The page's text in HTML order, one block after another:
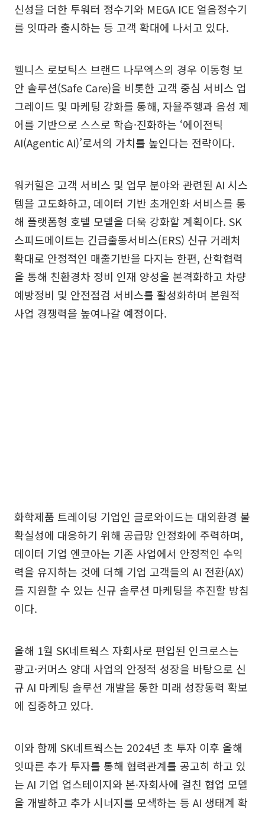
신성을 더한 투워터 정수기와 MEGA ICE 얼음정수기
를 잇따라 출시하는 등 고객 확대에 나서고 있다.
웰니스 로보틱스 브랜드 나무엑스의 경우 이동형 보
안 솔루션(Safe Care)을 비롯한 고객 중심 서비스 업
그레이드 및 마케팅 강화를 통해, 자율주행과 음성 제
어를 기반으로 스스로 학습·진화하는 ‘에이전틱
AI(Agentic AI)’로서의 가치를 높인다는 전략이다.
워커힐은 고객 서비스 및 업무 분야와 관련된 AI 시스
템을 고도화하고, 데이터 기반 초개인화 서비스를 통
해 플랫폼형 호텔 모델을 더욱 강화할 계획이다. SK
스피드메이트는 긴급출동서비스(ERS) 신규 거래처
확대로 안정적인 매출기반을 다지는 한편, 산학협력
을 통해 친환경차 정비 인재 양성을 본격화하고 차량
예방정비 및 안전점검 서비스를 활성화하며 본원적
사업 경쟁력을 높여나갈 예정이다.
화학제품 트레이딩 기업인 글로와이드는 대외환경 불
확실성에 대응하기 위해 공급망 안정화에 주력하며,
데이터 기업 엔코아는 기존 사업에서 안정적인 수익
력을 유지하는 것에 더해 기업 고객들의 AI 전환(AX)
를 지원할 수 있는 신규 솔루션 마케팅을 추진할 방침
이다.
올해 1월 SK네트웍스 자회사로 편입된 인크로스는
광고·커머스 양대 사업의 안정적 성장을 바탕으로 신
규 AI 마케팅 솔루션 개발을 통한 미래 성장동력 확보
에 집중하고 있다.
이와 함께 SK네트웍스는 2024년 초 투자 이후 올해
잇따른 추가 투자를 통해 협력관계를 공고히 하고 있
는 AI 기업 업스테이지와 본∙자회사에 걸친 협업 모델
을 개발하고 추가 시너지를 모색하는 등 AI 생태계 확